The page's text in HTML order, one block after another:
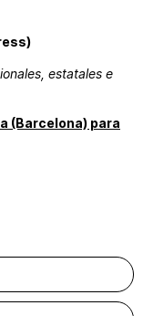
estatales e
(Barcelona) para